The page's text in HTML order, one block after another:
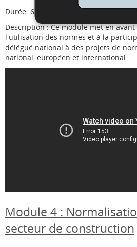
Durée: 6 min.
Description : Ce module met en avant
l'utilisation des normes et à la
délégué national à des projets de
national, européen et international.
Module 4 :
secteur de construction